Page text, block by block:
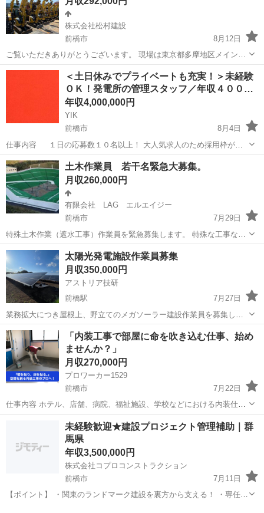
株式会社松村建設
前橋市
8月12日
ご覧いただきありがとうございます。 現場は東京都多摩地区メインで
土木、建築、解体など公共工事から個人宅の工事まで大小さまざまな
工事を行っています。 8割程度は東京都発注公共工事元請受注工事と
なります。 色々な仕事を...
群馬 前橋市 土木 社員
＜土日休みでプライベートも充実！＞未経験
ＯＫ！発電所の管理スタッフ／年収４００…
年収4,000,000円
YIK
前橋市
8月4日
仕事内容 １日の応募数１０名以上！ 大人気求人のため採用枠が埋
まり次第即終了とさせていただきます！ 問合わせのための応募でもＯ
Ｋ！ 仕事内容が少しでも気になりましたら気軽にご応募下さい。担当
者からお電話を差し上...
群馬 前橋市 土木 未経験
土木作業員 若干名緊急大募集。
月収260,000円
有限会社 LAG エルエイジー
前橋市
7月29日
特殊土木作業（遮水工事）作業員を緊急募集します。 特殊な工事なの
で、東日本（関東近郊）出張になりますが、週末は前橋に帰省しま
す。 ＊ただし関東近郊以外は月２回程度の帰省となります。 特殊作業
と明記しておりますが...
群馬 前橋市 その他 土木作業員
太陽光発電施設作業員募集
月収350,000円
アストリア技研
前橋駅
7月27日
業務拡大につき屋根上、野立てのメガソーラー建設作業員を募集して
おります。日給15,000円（研修期間あり） 学歴年齢不問、初心者歓
迎、経験者優遇。独立希望者支援。 現場は全国にありますので、出張
可能な方優遇。 まずはお気軽に...
群馬 前橋市 前橋駅 その他 業務
「内装工事で部屋に命を吹き込む仕事、始め
ませんか？」
月収270,000円
プロワーカー1529
前橋市
7月22日
仕事内容 ホテル、店舗、病院、福祉施設、学校などにおける内装仕上
げ全般、壁紙、床の施工が主なお仕事になります。 アピールポイント
内装職人 未経験
未経験歓迎★建設プロジェクト管理補助｜群
馬県
年収3,500,000円
株式会社コプロコンストラクション
前橋市
7月11日
【ポイント】 ・関東のランドマーク建設を裏方から支える！ ・専任講